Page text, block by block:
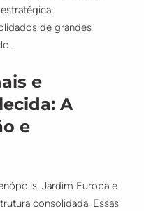
de grandes
e
A
e
Jardim Europa e
consolidada. Essas